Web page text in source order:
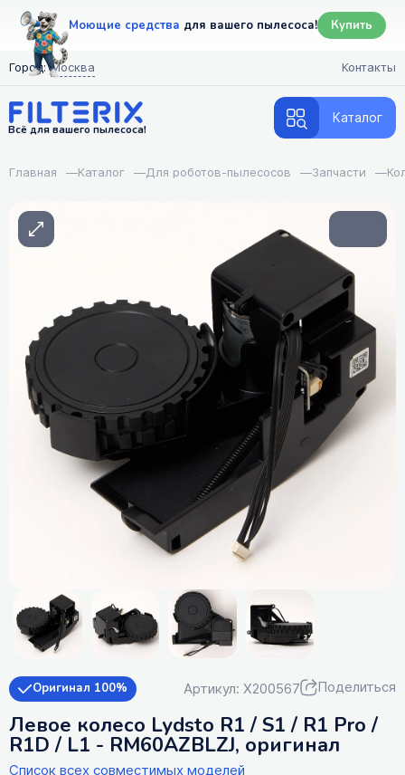
Моющие средства для вашего пылесоса! Купить
Город: Москва Контакты
Всё для вашего пылесоса!
Каталог
Главная —Каталог —Для роботов-пылесосов —Запчасти —
Оригинал 100% Артикул: X200567 Поделиться
Левое колесо Lydsto R1 / S1 / R1 Pro /
R1D / L1 - RM60AZBLZJ, оригинал
Список всех совместимых моделей